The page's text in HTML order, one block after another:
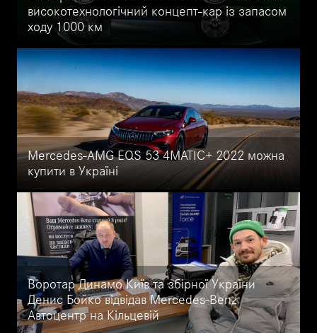
високотехнологічний концепт-кар із запасом
ходу 1000 км
Прем'єра електричного концепт-кара Mercedes-Benz VISION
EQXX із запасом ходу 1000 км. Особливості, характеристики,
переваги на сайті Mercedes-Benz Автоцентр на Кільцевій.
Mercedes-AMG EQS 53 4MATIC+ 2022 можна
купити в Україні
Стартували продажі Mercedes-AMG EQS 53 4MATIC+ 2022 в
Україні за ціною від 133 266 євро. Детальний огляд першого
серійного електромобіля AMG від офіційного дилера Mercedes-
Benz Автоцентр на Кільцевій.
Воротар Динамо Київ та збірної України
Денис Бойко відвідав Mercedes-Benz
Автоцентр на Кільцевій